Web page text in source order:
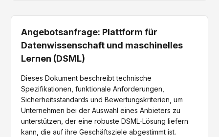
Angebotsanfrage: Plattform für
Datenwissenschaft und maschinelles
Lernen (DSML)
Dieses Dokument beschreibt technische
Spezifikationen, funktionale Anforderungen,
Sicherheitsstandards und Bewertungskriterien, um
Unternehmen bei der Auswahl eines Anbieters zu
unterstützen, der eine robuste DSML-Lösung liefern
kann, die auf ihre Geschäftsziele abgestimmt ist.